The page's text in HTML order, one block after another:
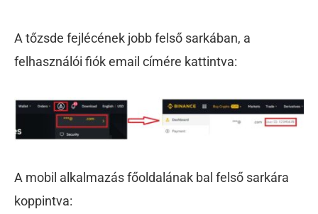
A tőzsde fejlécének jobb felső sarkában, a
felhasználói fiók email címére kattintva:
A mobil alkalmazás főoldalának bal felső sarkára
koppintva: